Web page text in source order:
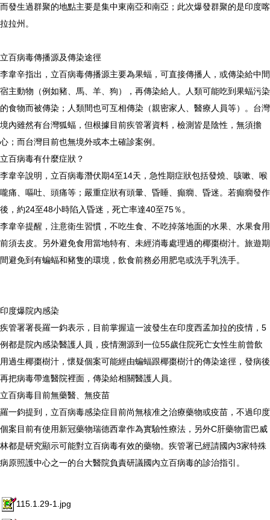
而發生過群聚的地點主要是集中東南亞和南亞；此次爆發群聚的是印度喀
拉拉州。
立百病毒傳播源及傳染途徑
李韋辛指出，立百病毒傳播源主要為果蝠，可直接傳播人，或傳染給中間
宿主動物（例如豬、馬、羊、狗），再傳染給人。人類可能吃到果蝠污染
的食物而被傳染；人類間也可互相傳染（親密家人、醫療人員等）。台灣
境內雖然有台灣狐蝠，但根據目前疾管署資料，檢測皆是陰性，無須擔
心；而台灣目前也無境外或本土確診案例。
立百病毒有什麼症狀？
李韋辛說明，立百病毒潛伏期4至14天，急性期症狀包括發燒、咳嗽、喉
嚨痛、嘔吐、頭痛等；嚴重症狀有頭暈、昏睡、癲癇、昏迷。若癲癇發作
後，約24至48小時陷入昏迷，死亡率達40至75％。
李韋辛提醒，注意衛生習慣，不吃生食、不吃掉落地面的水果、水果食用
前須去皮。另外避免食用當地特有、未經消毒處理過的椰棗樹汁。旅遊期
間避免到有蝙蝠和豬隻的環境，飲食前務必用肥皂或洗手乳洗手。
印度爆院內感染
疾管署署長羅一鈞表示，目前掌握這一波發生在印度西孟加拉的疫情，5
例都是院內感染醫護人員，疫情溯源到一位55歲住院死亡女性生前曾飲
用過生椰棗樹汁，懷疑個案可能經由蝙蝠跟椰棗樹汁的傳染途徑，發病後
再把病毒帶進醫院裡面，傳染給相關醫護人員。
立百病毒目前無藥醫、無疫苗
羅一鈞提到，立百病毒感染症目前尚無核准之治療藥物或疫苗，不過印度
個案目前有使用新冠藥物瑞德西韋作為實驗性療法，另外C肝藥物雷巴威
林都是研究顯示可能對立百病毒有效的藥物。疾管署已經請國內3家特殊
病原照護中心之一的台大醫院負責研議國內立百病毒的診治指引。
115.1.29-1.jpg